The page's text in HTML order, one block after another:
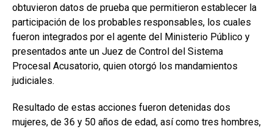
obtuvieron datos de prueba que permitieron establecer la
participación de los probables responsables, los cuales
fueron integrados por el agente del Ministerio Público y
presentados ante un Juez de Control del Sistema
Procesal Acusatorio, quien otorgó los mandamientos
judiciales.
Resultado de estas acciones fueron detenidas dos
mujeres, de 36 y 50 años de edad, así como tres hombres,